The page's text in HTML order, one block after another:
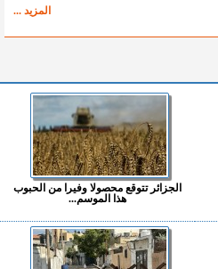
المزيد ...
الجزائر تتوقع محصولا وفيرا من الحبوب
هذا الموسم...